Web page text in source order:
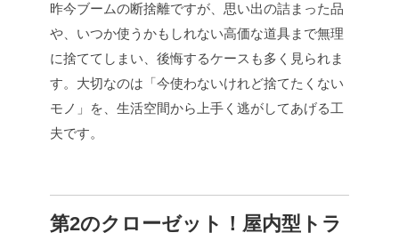
昨今ブームの断捨離ですが、思い出の詰まった品
や、いつか使うかもしれない高価な道具まで無理
に捨ててしまい、後悔するケースも多く見られま
す。大切なのは「今使わないけれど捨てたくない
モノ」を、生活空間から上手く逃がしてあげる工
夫です。
第2のクローゼット！屋内型トラ